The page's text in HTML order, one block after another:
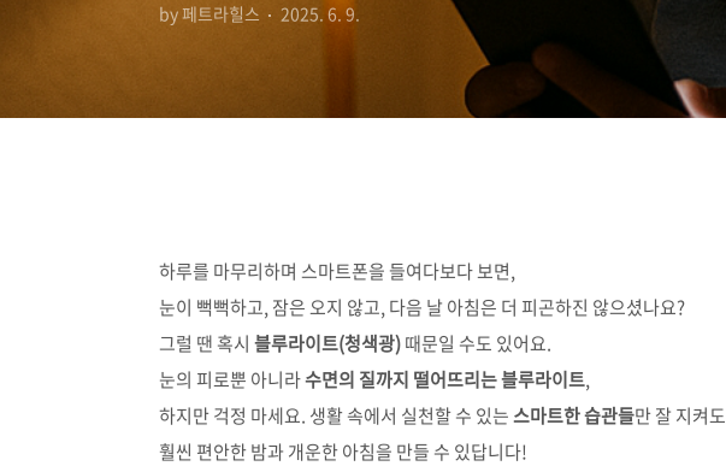
by 페트라힐스 2025. 6. 9.
하루를 마무리하며 스마트폰을 들여다보다 보면,
눈이 뻑뻑하고, 잠은 오지 않고, 다음 날 아침은 더 피곤하진 않으셨나요?
그럴 땐 혹시 블루라이트(청색광)때문일 수도 있어요.
눈의 피로뿐 아니라수면의 질까지 떨어뜨리는 블루라이트,
하지만 걱정 마세요. 생활 속에서 실천할 수 있는스마트한 습관들만 잘 지켜도
훨씬 편안한 밤과 개운한 아침을 만들 수 있답니다!